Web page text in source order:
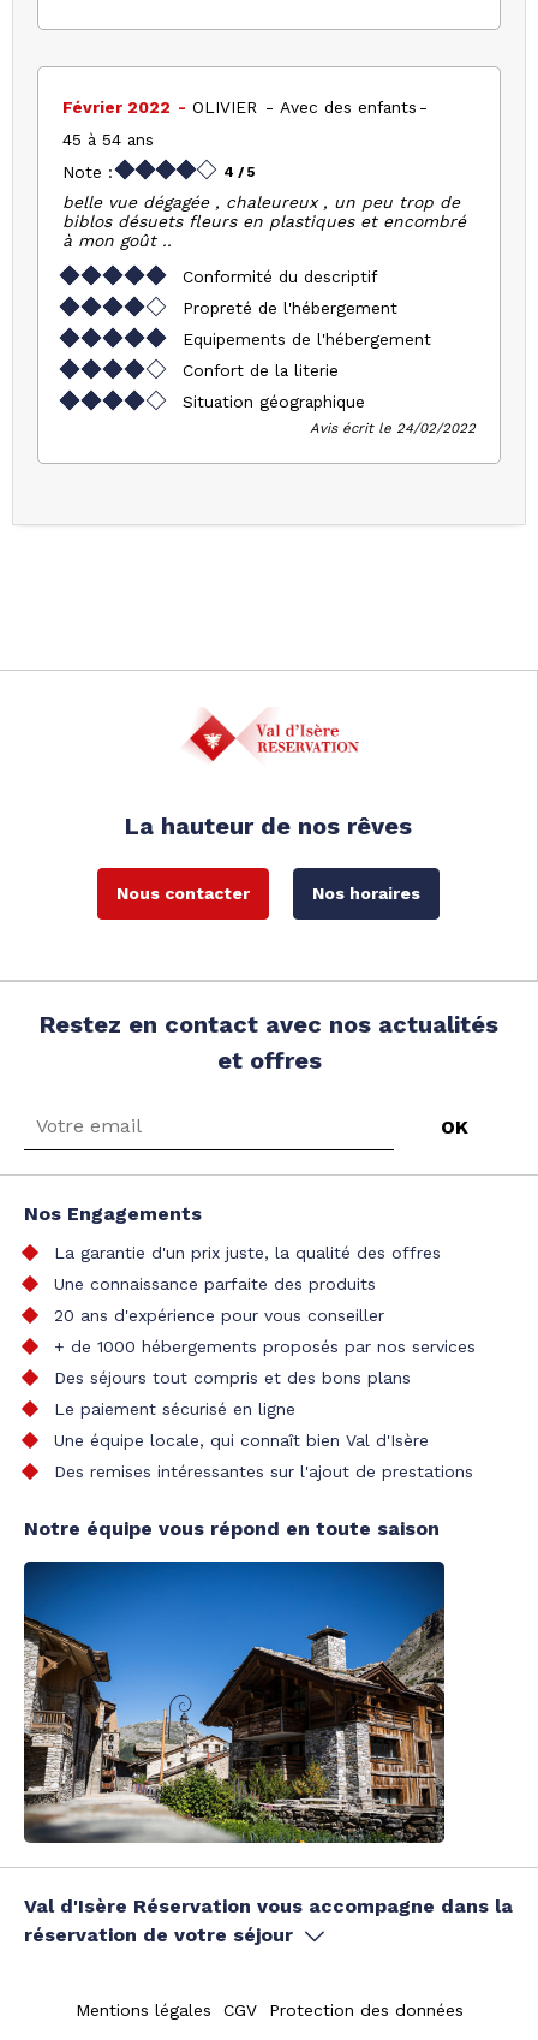
Février 2022 OLIVIER
Avec des enfants
45 à 54 ans
Note :
4 / 5
belle vue dégagée , chaleureux , un peu trop de
biblos désuets fleurs en plastiques et encombré
à mon goût ..
Conformité du descriptif
Propreté de l'hébergement
Equipements de l'hébergement
Confort de la literie
Situation géographique
Avis écrit le 24/02/2022
La hauteur de nos rêves
Nous contacter Nos horaires
Restez en contact avec nos actualités
et offres
Nos Engagements
La garantie d'un prix juste, la qualité des offres
Une connaissance parfaite des produits
20 ans d'expérience pour vous conseiller
+ de 1000 hébergements proposés par nos services
Des séjours tout compris et des bons plans
Le paiement sécurisé en ligne
Une équipe locale, qui connaît bien Val d'Isère
Des remises intéressantes sur l'ajout de prestations
Notre équipe vous répond en toute saison
Val d'Isère Réservation vous accompagne dans la
réservation de votre séjour
Mentions légales CGV
Protection des données